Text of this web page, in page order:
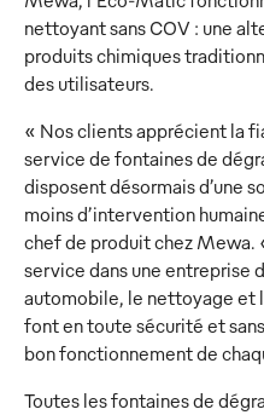
nettoyant sans COV : une
produits chimiques
des utilisateurs.
« Nos clients apprécient la
service de fontaines de
disposent désormais d’une
moins d’intervention
chef de produit chez Mewa.
service dans une entreprise
automobile, le nettoyage et
font en toute sécurité et
bon fonctionnement de
Toutes les fontaines de